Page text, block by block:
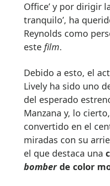
Office’ y por dirigir
tranquilo’, ha
Reynolds como
este film.
Debido a esto, el
Lively ha sido uno
del esperado
Manzana y, lo
convertido en el
miradas con su
el que destaca una
bomber de color